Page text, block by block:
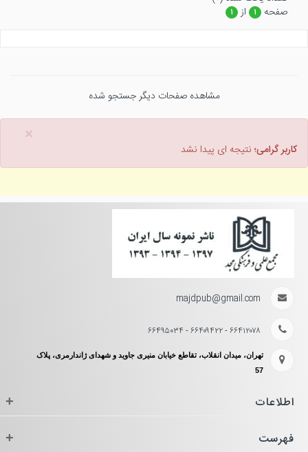
صفحه
۱ از ۱
مشاهده صفحات دیگر جستجو شده
×
کاربر گرامی؛ نتیجه ای پیدا نشد
majdpub@gmail.com
۶۶۴۱۲۰۷۸ - ۶۶۴۰۹۴۲۲ - ۶۶۴۹۵۰۳۴
تهران، میدان انقلاب، تقاطع خیابان منیری جاوید و شهدای ژاندارمری، پلاک
57
اطلاعات +
فهرست +